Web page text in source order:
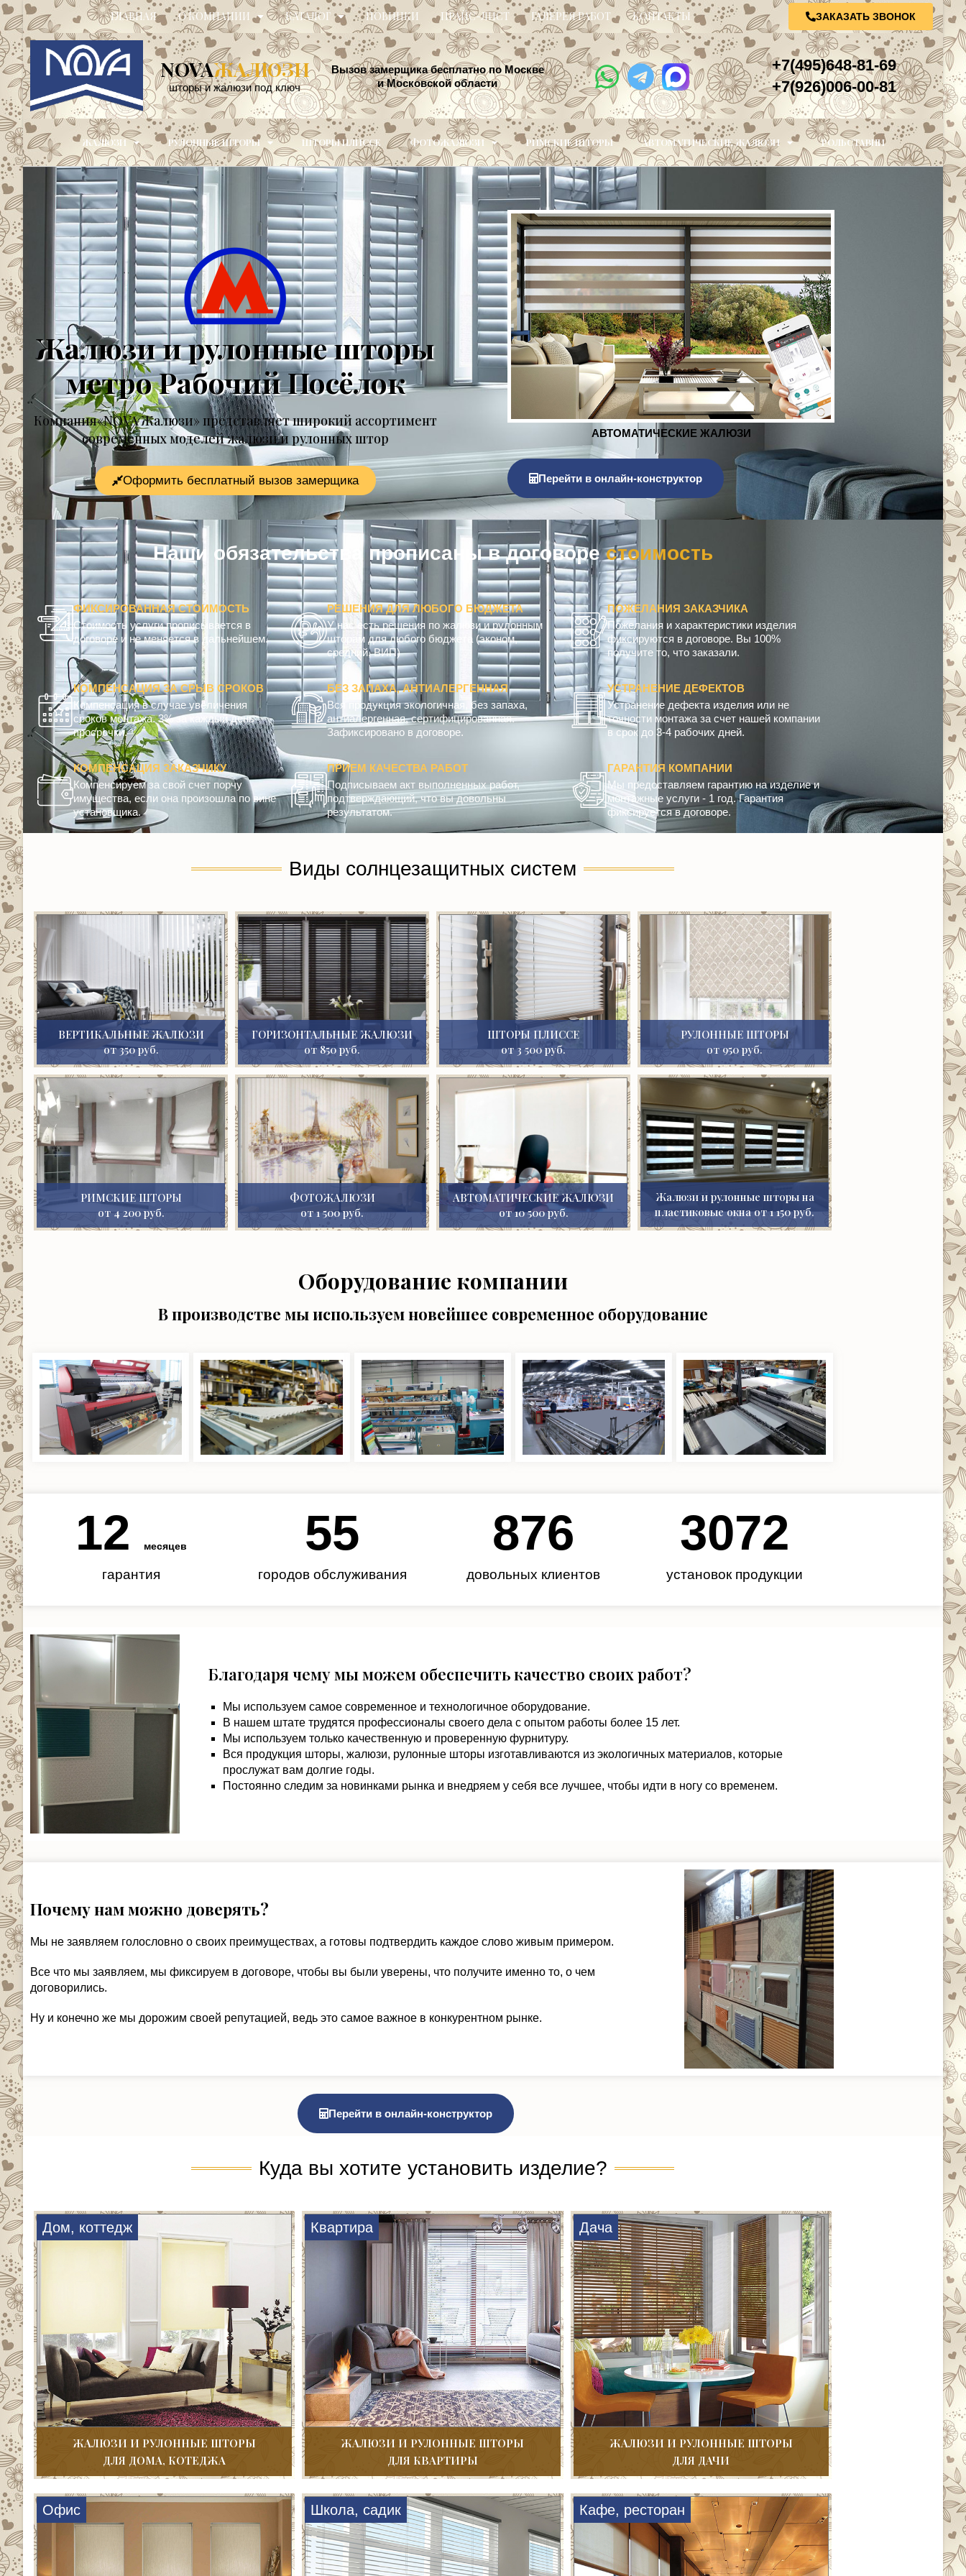
ГЛАВНАЯ О КОМПАНИИ КАТАЛОГ НОВИНКИ ПРАЙС-ЛИСТ ГАЛЕРЕЯ РАБОТ КОНТАКТЫ ЗАКАЗАТЬ ЗВОНОК
NOVAЖАЛЮЗИ
шторы и жалюзи под ключ
Вызов замерщика бесплатно по Москве
и Московской области
+7(495)648-81-69
+7(926)006-00-81
ЖАЛЮЗИ РУЛОННЫЕ ШТОРЫ ШТОРЫ ПЛИССЕ ФОТОЖАЛЮЗИ РИМСКИЕ ШТОРЫ АВТОМАТИЧЕСКИЕ ЖАЛЮЗИ РОЛЬСТАВНИ
Жалюзи и рулонные шторы
метро Рабочий Посёлок
Компания«NOVA Жалюзи» представляет широкий ассортимент
современных моделей жалюзи и рулонных штор
Оформить бесплатный вызов замерщика
ЖАЛЮЗИ
Перейти в онлайн-конструктор
Наши обязательства прописаны в договоре компенс
ФИКСИРОВАННАЯ СТОИМОСТЬ
Стоимость услуги прописывается в
договоре и не меняется в дальнейшем.
РЕШЕНИЯ ДЛЯ ЛЮБОГО БЮДЖЕТА
У нас есть решения по жалюзи и рулонным
шторам для любого бюджета (эконом,
средний, ВИП)
ПОЖЕЛАНИЯ ЗАКАЗЧИКА
Пожелания и характеристики изделия
фиксируются в договоре. Вы 100%
получите то, что заказали.
КОМПЕНСАЦИЯ ЗА СРЫВ СРОКОВ
Компенсация в случае увеличения
сроков монтажа. 3% за каждый день
просрочки.
БЕЗ ЗАПАХА, АНТИАЛЕРГЕННАЯ
Вся продукция экологичная, без запаха,
антиалергенная, сертифицированная.
Зафиксировано в договоре.
УСТРАНЕНИЕ ДЕФЕКТОВ
Устранение дефекта изделия или не
точности монтажа за счет нашей компании
в срок до 3-4 рабочих дней.
КОМПЕНСАЦИЯ ЗАКАЗЧИКУ
Компенсируем за свой счет порчу
имущества, если она произошла по вине
установщика.
ПРИЕМ КАЧЕСТВА РАБОТ
Подписываем акт выполненных работ,
подтверждающий, что вы довольны
результатом.
ГАРАНТИЯ КОМПАНИИ
Мы предоставляем гарантию на изделие и
монтажные услуги - 1 год. Гарантия
фиксируется в договоре.
Виды солнцезащитных систем
ВЕРТИКАЛЬНЫЕ ЖАЛЮЗИ
от 350 руб.
ГОРИЗОНТАЛЬНЫЕ ЖАЛЮЗИ
от 850 руб.
ШТОРЫ ПЛИССЕ
от 3 500 руб.
РУЛОННЫЕ ШТОРЫ
от 950 руб.
РИМСКИЕ ШТОРЫ
от 4 200 руб.
ФОТОЖАЛЮЗИ
от 1 500 руб.
АВТОМАТИЧЕСКИЕ ЖАЛЮЗИ
от 10 500 руб.
Жалюзи и рулонные шторы на
пластиковые окна от 1 150 руб.
Оборудование компании
В производстве мы используем новейшее современное оборудование
гарантия
12 месяцев
городов обслуживания
62
довольных клиентов
985
установок продукции
3450
Благодаря чему мы можем обеспечить качество своих работ?
Мы используем самое современное и технологичное оборудование.
В нашем штате трудятся профессионалы своего дела с опытом работы более 15 лет.
Мы используем только качественную и проверенную фурнитуру.
Вся продукция шторы, жалюзи, рулонные шторы изготавливаются из экологичных материалов, которые
прослужат вам долгие годы.
Постоянно следим за новинками рынка и внедряем у себя все лучшее, чтобы идти в ногу со временем.
Почему нам можно доверять?
Мы не заявляем голословно о своих преимуществах, а готовы подтвердить каждое слово живым примером.
Все что мы заявляем, мы фиксируем в договоре, чтобы вы были уверены, что получите именно то, о чем
договорились.
Ну и конечно же мы дорожим своей репутацией, ведь это самое важное в конкурентном рынке.
Перейти в онлайн-конструктор
Куда вы хотите установить изделие?
Дом, коттедж
ЖАЛЮЗИ И РУЛОННЫЕ ШТОРЫ
ДЛЯ ДОМА, КОТЕДЖА
Квартира
ЖАЛЮЗИ И РУЛОННЫЕ ШТОРЫ
ДЛЯ КВАРТИРЫ
Дача
ЖАЛЮЗИ И РУЛОННЫЕ ШТОРЫ
ДЛЯ ДАЧИ
Офис Школа, садик Кафе, ресторан